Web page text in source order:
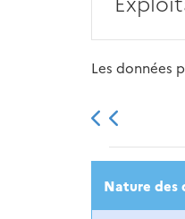
Les données
Nature des